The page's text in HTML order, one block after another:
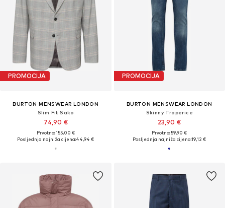
PROMOCIJA
BURTON MENSWEAR LONDON
Slim Fit Sako
74,90 €
Prvotno: 155,00 €
Posljednja najniža cijena:44,94 €
PROMOCIJA
BURTON MENSWEAR LONDON
Skinny Traperice
23,90 €
Prvotno: 59,90 €
Posljednja najniža cijena:19,12 €